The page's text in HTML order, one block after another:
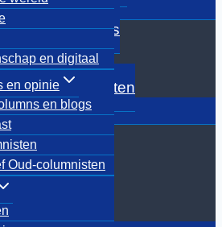
en digitaal
en opinie
en blogs
Oud-columnisten
en opinie submenu
en blogs
Oud-columnisten
Toggle
submenu